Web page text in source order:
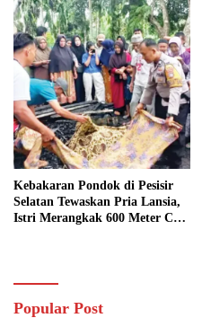
Kebakaran Pondok di Pesisir
Selatan Tewaskan Pria Lansia,
Istri Merangkak 600 Meter Cari
Popular Post